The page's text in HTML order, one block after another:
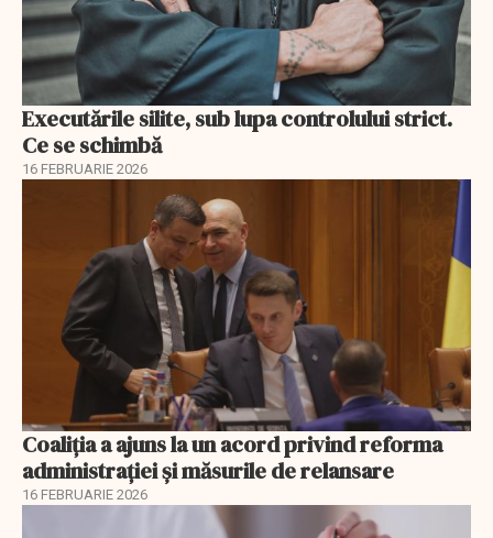
Executările silite, sub lupa controlului strict.
Ce se schimbă
16 FEBRUARIE 2026
Coaliția a ajuns la un acord privind reforma
administrației și măsurile de relansare
16 FEBRUARIE 2026